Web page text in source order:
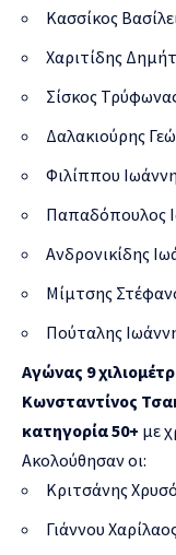
Κασσίκος
Χαριτίδης
Σίσκος
Δαλακιούρης
Φιλίππου
Παπαδόπουλος
Ανδρονικίδης
Μίμτσης
Πούταλης
Αγώνας 9
Κωνσταντίνος
κατηγορία 50+ με
Ακολούθησαν οι:
Κριτσάνης
Γιάννου